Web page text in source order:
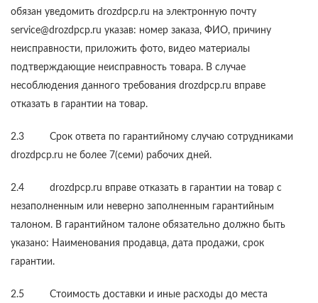
обязан уведомить drozdpcp.ru на электронную почту
service@drozdpcp.ru указав: номер заказа, ФИО, причину
неисправности, приложить фото, видео материалы
подтверждающие неисправность товара. В случае
несоблюдения данного требования drozdpcp.ru вправе
отказать в гарантии на товар.
2.3 Срок ответа по гарантийному случаю сотрудниками
drozdpcp.ru не более 7(семи) рабочих дней.
2.4 drozdpcp.ru вправе отказать в гарантии на товар с
незаполненным или неверно заполненным гарантийным
талоном. В гарантийном талоне обязательно должно быть
указано: Наименования продавца, дата продажи, срок
гарантии.
2.5 Стоимость доставки и иные расходы до места